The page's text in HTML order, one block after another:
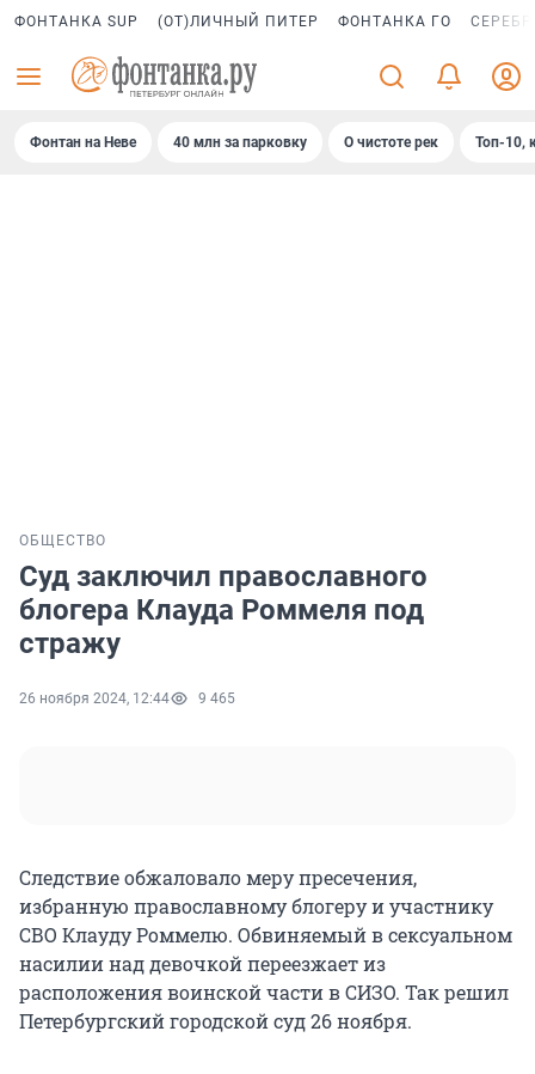
ФОНТАНКА SUP (ОТ)ЛИЧНЫЙ ПИТЕР ФОНТАНКА ГО
Фонтан на Неве 40 млн за парковку О чистоте рек Топ-10,
ОБЩЕСТВО
Суд заключил православного
блогера Клауда Роммеля под
стражу
26 ноября 2024, 12:44 9 465
Следствие обжаловало меру пресечения,
избранную православному блогеру и участнику
СВО Клауду Роммелю. Обвиняемый в сексуальном
насилии над девочкой переезжает из
расположения воинской части в СИЗО. Так решил
Петербургский городской суд 26 ноября.